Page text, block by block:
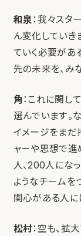
和泉：我々スタ
ん変化していき
ていく必要があ
先の未来を、み
角 ：これに関し
選んでいます。
イメージをまだ
ャーや思想で進
人、200人にな
ようなチームを
関心がある人に
松村：空も、拡